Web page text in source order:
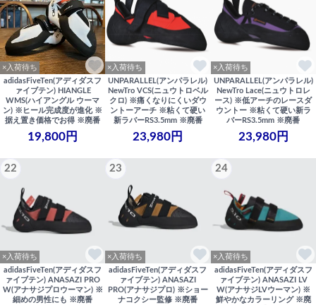
×入荷待ち
adidasFiveTen(アディダスフ
ァイブテン) HIANGLE
WMS(ハイアングル ウーマ
ン) ※ヒール完成度が進化 ※
据え置き価格でお得 ※廃番
19,800円
×入荷待ち
UNPARALLEL(アンパラレル)
NewTro VCS(ニュウトロベル
クロ) ※痛くなりにくいダウ
ントーアーチ ※粘くて硬い
新ラバーRS3.5mm ※廃番
23,980円
×入荷待ち
UNPARALLEL(アンパラレル)
NewTro Lace(ニュウトロレ
ース) ※低アーチのレースダ
ウントー ※粘くて硬い新ラ
バーRS3.5mm ※廃番
23,980円
22
×入荷待ち
adidasFiveTen(アディダスフ
ァイブテン) ANASAZI PRO
W(アナサジプロウーマン) ※
細めの男性にも ※廃番
23
×入荷待ち
adidasFiveTen(アディダスフ
ァイブテン) ANASAZI
PRO(アナサジプロ) ※ショー
ナコクシー監修 ※廃番
24
×入荷待ち
adidasFiveTen(アディダスフ
ァイブテン) ANASAZI LV
W(アナサジLVウーマン) ※
鮮やかなカラーリング ※廃